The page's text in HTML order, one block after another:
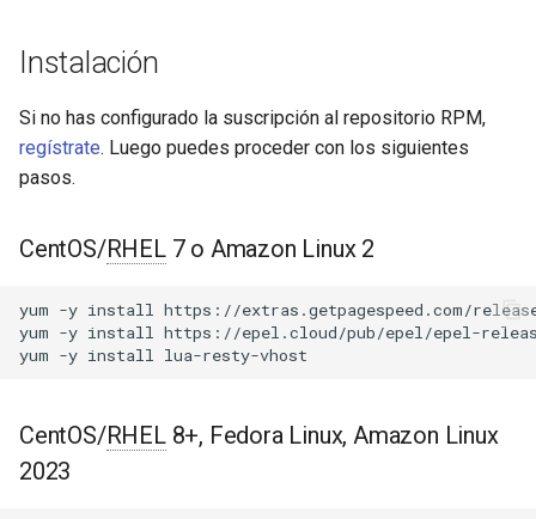
z
a
n
o
ú
u
abuse-guard
accept-language
access-control
array-var
Servidor Web Tengine -
Rocky Linux
Módulos de NGINX para el
Paquetes RPM
Módulos de NGINX de cPanel
EA4 - Convierte ea-nginx en
una potencia de rendimiento y
Soporte HTTP/3 QUIC de
NGINX - Paquetes RPM para
Instalación
Si no has configurado la suscripción al repositorio RPM,
regístrate. Luego puedes proceder con los siguientes
pasos.
CentOS/RHEL7 o Amazon Linux 2
yum -y install
https://extras.getpagespeed.com/
yum -y install
https://epel.cloud/pub/epel/epel-
yum -y install
CentOS/RHEL8+, Fedora Linux, Amazon Linux
2023